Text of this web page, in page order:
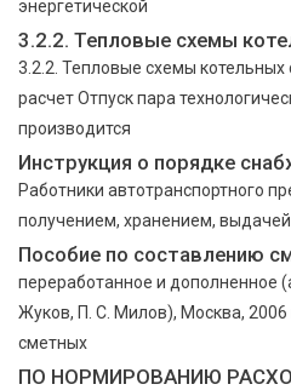
энергетической
3.2.2. Тепловые схемы
3.2.2. Тепловые схемы
расчет Отпуск пара
производится
Инструкция о порядке
Работники автотранспортного
получением, хранением,
Пособие по составлению
переработанное и дополненное
Жуков, П. С. Милов), Москва,
сметных
ПО НОРМИРОВАНИЮ